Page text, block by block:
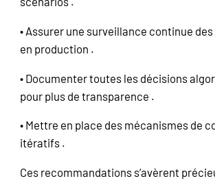
• Assurer une surveillance continue
en production .
• Documenter toutes les décisions
pour plus de transparence .
• Mettre en place des mécanismes de
itératifs .
Ces recommandations s’avèrent